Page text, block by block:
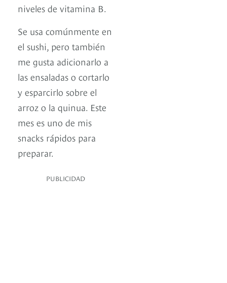
niveles de vitamina B.
Se usa comúnmente en
el sushi, pero también
me gusta adicionarlo a
las ensaladas o cortarlo
y esparcirlo sobre el
arroz o la quinua. Este
mes es uno de mis
snacks rápidos para
preparar.
PUBLICIDAD